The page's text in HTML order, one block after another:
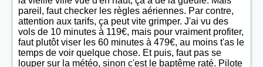
pareil, faut checker les règles aériennes. Par contre,
attention aux tarifs, ça peut vite grimper. J'ai vu des
vols de 10 minutes à 119€, mais pour vraiment profiter,
faut plutôt viser les 60 minutes à 479€, au moins t'as le
temps de voir quelque chose. Et puis, faut pas se
louper sur la météo, sinon c'est le baptême raté. Pilote